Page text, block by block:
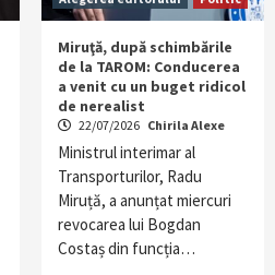
Miruţă, după schimbările
de la TAROM: Conducerea
a venit cu un buget ridicol
de nerealist
22/07/2026 Chirila Alexe
Ministrul interimar al
Transporturilor, Radu
Miruță, a anunțat miercuri
revocarea lui Bogdan
Costaș din funcția…